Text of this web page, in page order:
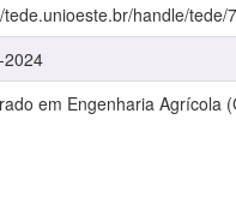
tede.unioeste.br/handle/tede/
2024
em Engenharia Agrícola